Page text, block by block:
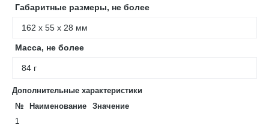
Габаритные размеры, не более
162 x 55 x 28 мм
Масса, не более
84 г
Дополнительные характеристики
№
Наименование
Значение
1